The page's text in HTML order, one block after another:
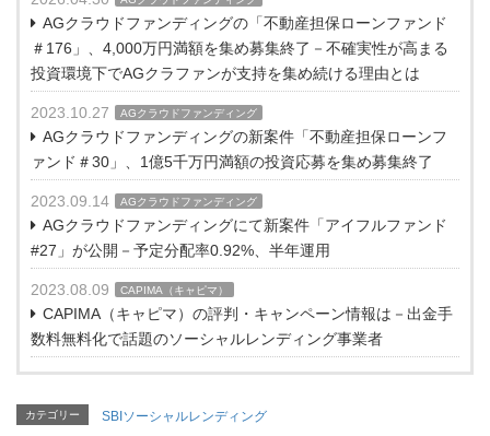
AGクラウドファンディングの「不動産担保ローンファンド
＃176」、4,000万円満額を集め募集終了－不確実性が高まる
投資環境下でAGクラファンが支持を集め続ける理由とは
2023.10.27 AGクラウドファンディング
AGクラウドファンディングの新案件「不動産担保ローンフ
ァンド＃30」、1億5千万円満額の投資応募を集め募集終了
2023.09.14 AGクラウドファンディング
AGクラウドファンディングにて新案件「アイフルファンド
#27」が公開－予定分配率0.92%、半年運用
2023.08.09 CAPIMA（キャピマ）
CAPIMA（キャピマ）の評判・キャンペーン情報は－出金手
数料無料化で話題のソーシャルレンディング事業者
カテゴリー SBIソーシャルレンディング